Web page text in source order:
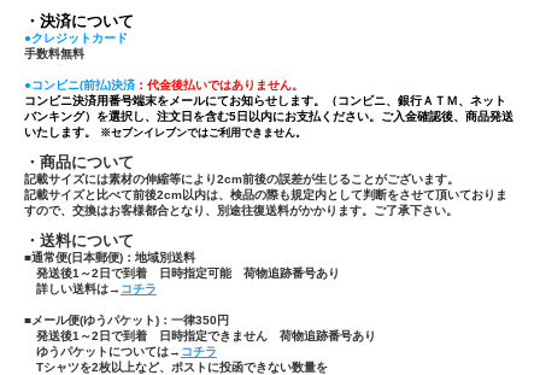
・決済について
●クレジットカード
手数料無料
●コンビニ(前払)決済 ：代金後払いではありません。
コンビニ決済用番号端末をメールにてお知らせします。（コンビニ、銀行ＡＴＭ、ネット
バンキング）を選択し、注文日を含む5日以内にお支払ください。ご入金確認後、商品発送
いたします。
※セブンイレブンではご利用できません。
・商品について
記載サイズには素材の伸縮等により2cm前後の誤差が生じることがございます。
記載サイズと比べて前後2cm以内は、検品の際も規定内として判断をさせて頂いておりま
すので、交換はお客様都合となり、別途往復送料がかかります。ご了承下さい。
・送料について
■通常便(日本郵便)： 地域別送料
発送後1～2日で到着 日時指定可能 荷物追跡番号あり
詳しい送料は→ コチラ
■メール便(ゆうパケット)：一律350円
発送後1～2日で到着 日時指定できません 荷物追跡番号あり
ゆうパケットについては→ コチラ
Tシャツを2枚以上など、ポストに投函できない数量を